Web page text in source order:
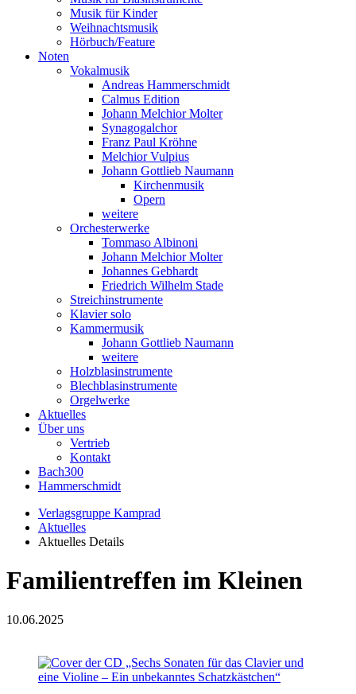
Musik für Kinder
Weihnachtsmusik
Hörbuch/Feature
Noten
Vokalmusik
Andreas Hammerschmidt
Calmus Edition
Johann Melchior Molter
Synagogalchor
Franz Paul Kröhne
Melchior Vulpius
Johann Gottlieb Naumann
Kirchenmusik
Opern
weitere
Orchesterwerke
Tommaso Albinoni
Johann Melchior Molter
Johannes Gebhardt
Friedrich Wilhelm Stade
Streichinstrumente
Klavier solo
Kammermusik
Johann Gottlieb Naumann
weitere
Holzblasinstrumente
Blechblasinstrumente
Orgelwerke
Aktuelles
Über uns
Vertrieb
Kontakt
Bach300
Hammerschmidt
Verlagsgruppe Kamprad
Aktuelles
Aktuelles Details
Familientreffen im Kleinen
10.06.2025